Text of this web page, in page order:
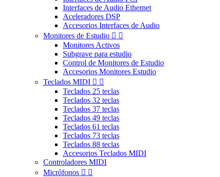
Interfaces de Audio Ethernet
Aceleradores DSP
Accesorios Interfaces de Audio
Monitores de Estudio  
Monitores Activos
Subgrave para estudio
Control de Monitores de Estudio
Accesorios Monitores Estudio
Teclados MIDI  
Teclados 25 teclas
Teclados 32 teclas
Teclados 37 teclas
Teclados 49 teclas
Teclados 61 teclas
Teclados 73 teclas
Teclados 88 teclas
Accesorios Teclados MIDI
Controladores MIDI
Micrófonos  